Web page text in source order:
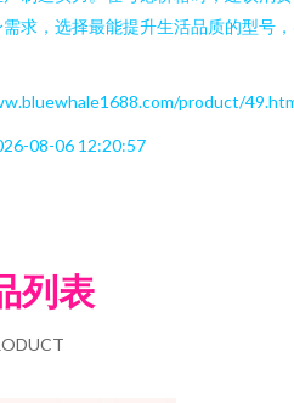
求，选择最能提升生活品质的型号
product/
08-06 12:20:57
列表